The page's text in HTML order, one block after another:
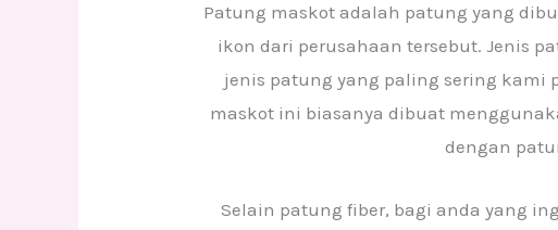
Patung maskot adalah patung yang
ikon dari perusahaan tersebut. Jenis
jenis patung yang paling sering kami
maskot ini biasanya dibuat
dengan
Selain patung fiber, bagi anda yang